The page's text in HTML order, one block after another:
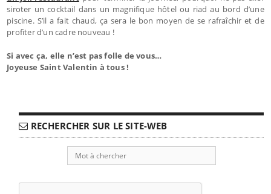
siroter un cocktail dans un magnifique hôtel ou riad au bord d’une
piscine. S’il a fait chaud, ça sera le bon moyen de se rafraîchir et de
profiter d’un cadre nouveau !
Si avec ça, elle n’est pas folle de vous…
Joyeuse Saint Valentin à tous !
RECHERCHER SUR LE SITE-WEB